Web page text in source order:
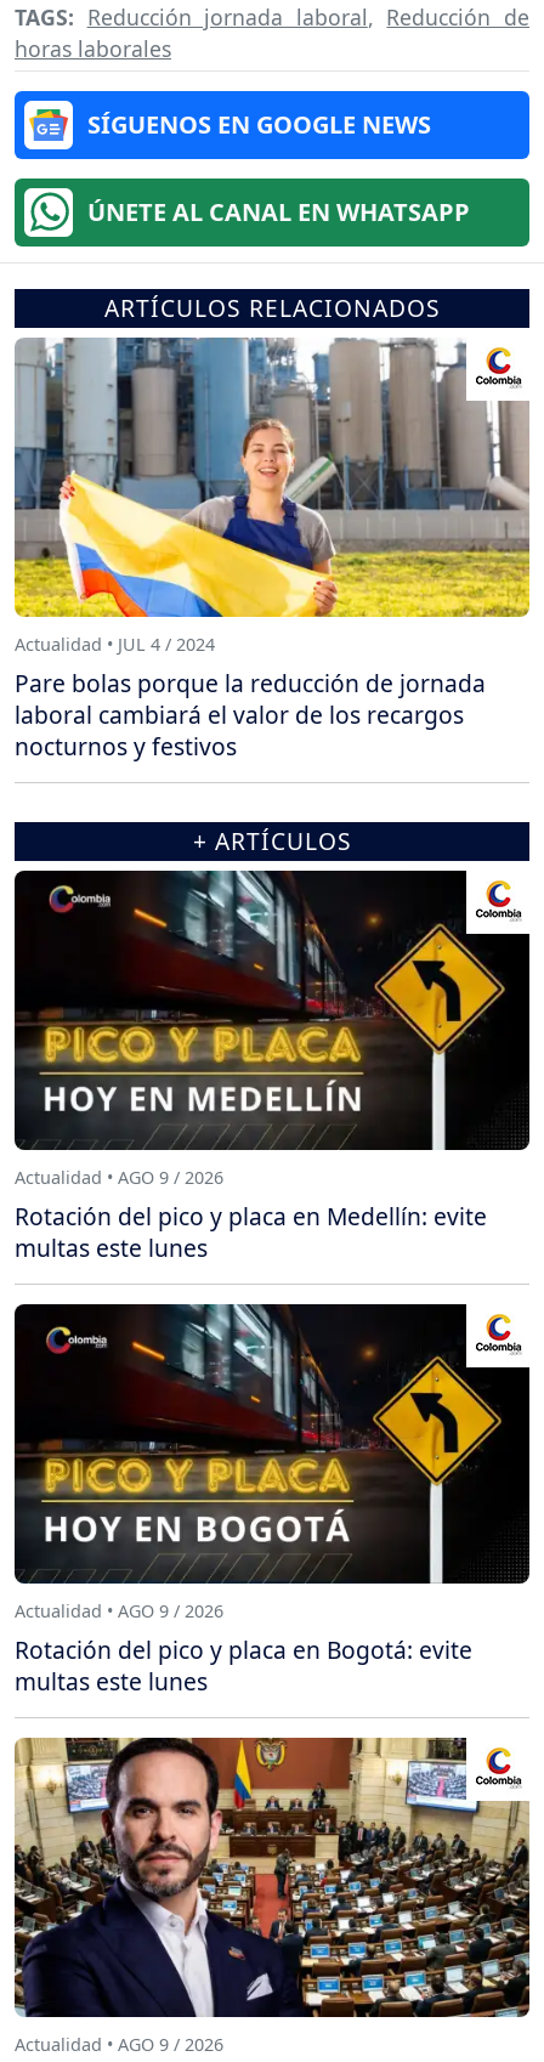
TAGS: Reducción jornada laboral, Reducción de
horas laborales
SÍGUENOS EN GOOGLE NEWS
ÚNETE AL CANAL EN WHATSAPP
ARTÍCULOS RELACIONADOS
Actualidad • JUL 4 / 2024
Pare bolas porque la reducción de jornada
laboral cambiará el valor de los recargos
nocturnos y festivos
+ ARTÍCULOS
Actualidad • AGO 9 / 2026
Rotación del pico y placa en Medellín: evite
multas este lunes
Actualidad • AGO 9 / 2026
Rotación del pico y placa en Bogotá: evite
multas este lunes
Actualidad • AGO 9 / 2026